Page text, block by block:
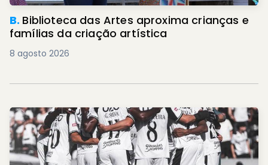
B. Biblioteca das Artes aproxima crianças e
famílias da criação artística
8 agosto 2026